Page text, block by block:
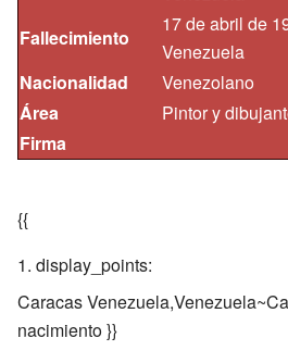
Fallecimiento
17 de abril de
Venezuela
Nacionalidad
Venezolano
Área
Pintor y
Firma
{{
display_points:
Caracas
nacimiento }}